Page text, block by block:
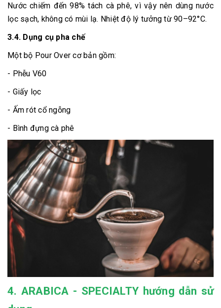
Nước chiếm đến 98% tách cà phê, vì vậy nên dùng nước
lọc sạch, không có mùi lạ. Nhiệt độ lý tưởng từ 90–92°C.
3.4. Dụng cụ pha chế
Một bộ Pour Over cơ bản gồm:
- Phễu V60
- Giấy lọc
- Ấm rót cổ ngỗng
- Bình đựng cà phê
4. ARABICA - SPECIALTY hướng dẫn sử